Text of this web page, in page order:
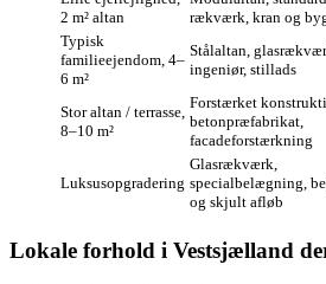
2 m² altan
rækværk, kran og
Typisk
familieejendom, 4–
6 m²
Stålaltan,
ingeniør, stillads
Stor altan / terrasse,
8–10 m²
Forstærket
betonpræfabrikat,
facadeforstærkning
Luksusopgradering
Glasrækværk,
specialbelægning,
og skjult afløb
Lokale forhold i Vestsjælland